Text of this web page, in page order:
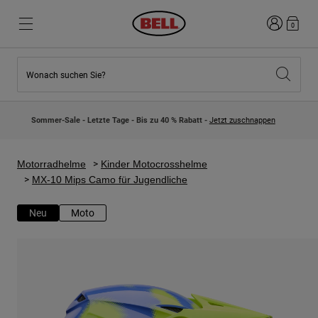
Neuzugänge
Kinder Motocrosshelme
Lifestyle
Neuzugänge
Lifestyle
Entdecke Bike
Road & Gravel
Anmelden
0
Wonach suchen Sie?
Sommer-Sale - Letzte Tage - Bis zu 40 % Rabatt - Jetzt zuschnappen
Motorradhelme
Kinder Motocrosshelme
MX-10 Mips Camo für Jugendliche
Neu Moto